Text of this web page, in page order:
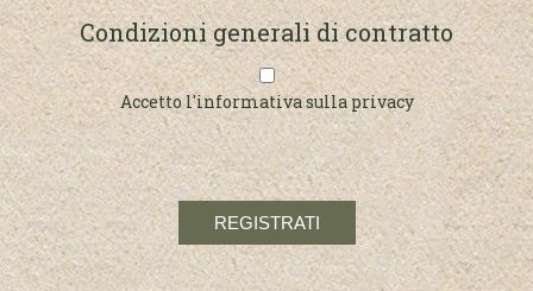
Condizioni generali di contratto
Accetto l'informativa sulla privacy